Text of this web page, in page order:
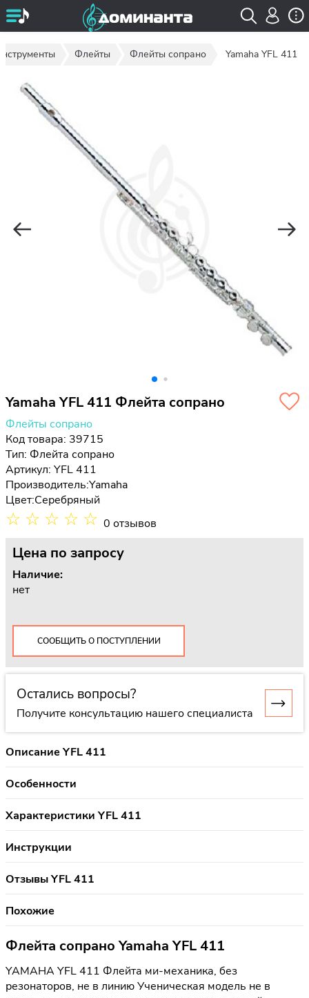
Флейты Флейты сопрано Yamaha YFL 411
Yamaha YFL 411 Флейта сопрано
Флейты сопрано
Код товара: 39715
Тип: Флейта сопрано
Артикул: YFL 411
Производитель:Yamaha
Цвет:Серебряный
☆ ☆ ☆ ☆ ☆ 0 отзывов
Цена по запросу
Наличие:
нет
СООБЩИТЬ О ПОСТУПЛЕНИИ
Остались вопросы?
Получите консультацию нашего специалиста
Описание YFL 411
Особенности
Характеристики YFL 411
Инструкции
Отзывы YFL 411
Похожие
Флейта сопрано Yamaha YFL 411
YAMAHA YFL 411 Флейта ми-механика, без
резонаторов, не в линию Ученическая модель не в